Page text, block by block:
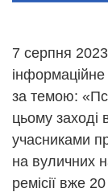
7 серпня
за темою:
цьому заході
учасниками
на вуличних
ремісії вже